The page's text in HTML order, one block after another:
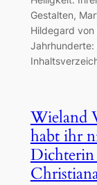
Gestalten,
Hildegard
Jahrhunderte:
Wieland
habt ihr